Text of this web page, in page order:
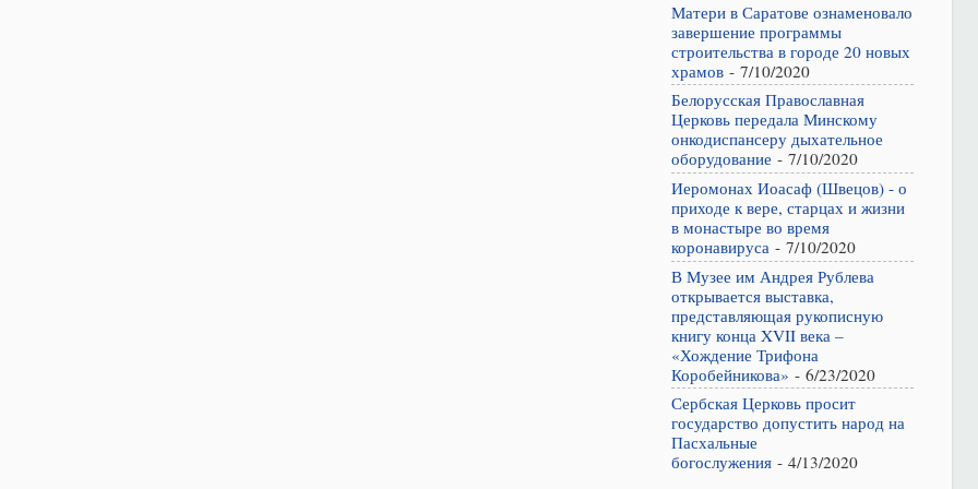
Матери в Саратове ознаменовало
завершение программы
строительства в городе 20 новых
храмов- 7/10/2020
Белорусская Православная
Церковь передала Минскому
онкодиспансеру дыхательное
оборудование - 7/10/2020
Иеромонах Иоасаф (Швецов) - о
приходе к вере, старцах и жизни
в монастыре во время
коронавируса - 7/10/2020
В Музее им Андрея Рублева
открывается выставка,
представляющая рукописную
книгу конца XVII века –
«Хождение Трифона
Коробейникова» - 6/23/2020
Сербская Церковь просит
государство допустить народ на
Пасхальные
богослужения- 4/13/2020